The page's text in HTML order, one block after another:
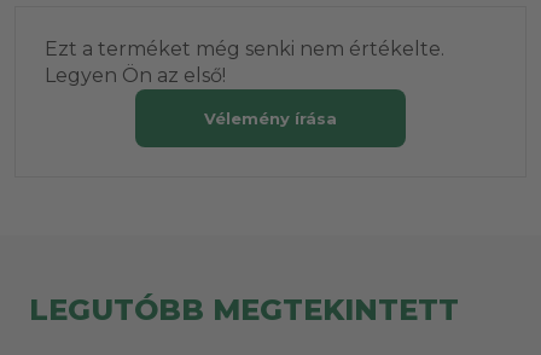
Ezt a terméket még senki nem értékelte.
Legyen Ön az első!
Vélemény írása
LEGUTÓBB MEGTEKINTETT